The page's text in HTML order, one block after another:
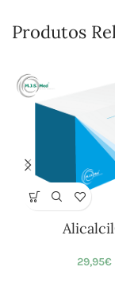
Produtos
29,95€